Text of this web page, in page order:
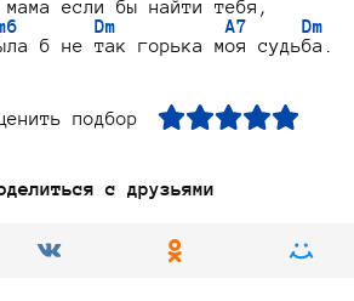
Dm          A7     Dm
подбор
с друзьями